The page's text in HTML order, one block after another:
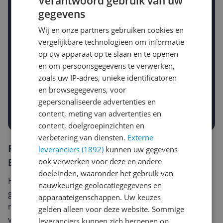
Stel een alert in en mis geen prijsdaling
Krijg een seintje zodra de prijs zakt
Jouw e-mailadres
Gewenste daling of bedrag
-5% -10% -15%
Gewenste prijs
Prijsalert aanzetten
Reviews
Er zijn nog geen reviews geschreven
Heb jij dit product in bezit en wil je graag je mening
geven? Start dan hieronder met het schrijven van je
review. Afhankelijk van de details duurt het schrijven
van een review gemiddeld tussen de 3 en 10 minuten.
gegevens
Wij en onze partners gebruiken cookies en
vergelijkbare technologieën om informatie
op uw apparaat op te slaan en te openen
en om persoonsgegevens te verwerken,
zoals uw IP-adres, unieke identificatoren
en browsegegevens, voor
gepersonaliseerde advertenties en
content, meting van advertenties en
content, doelgroepinzichten en
verbetering van diensten. Externe
leveranciers (1892) kunnen uw gegevens
ook verwerken voor deze en andere
doeleinden, waaronder het gebruik van
nauwkeurige geolocatiegegevens en
apparaateigenschappen. Uw keuzes
gelden alleen voor deze website. Sommige
leveranciers kunnen zich beroepen op